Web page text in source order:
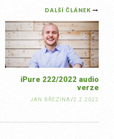
DALŠÍ ČLÁNEK
iPure 222/2022 audio
verze
JAN BŘEZINA/2.2.2022